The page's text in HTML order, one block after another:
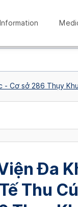
- Cơ sở 286 Thụy
Đa
Thu